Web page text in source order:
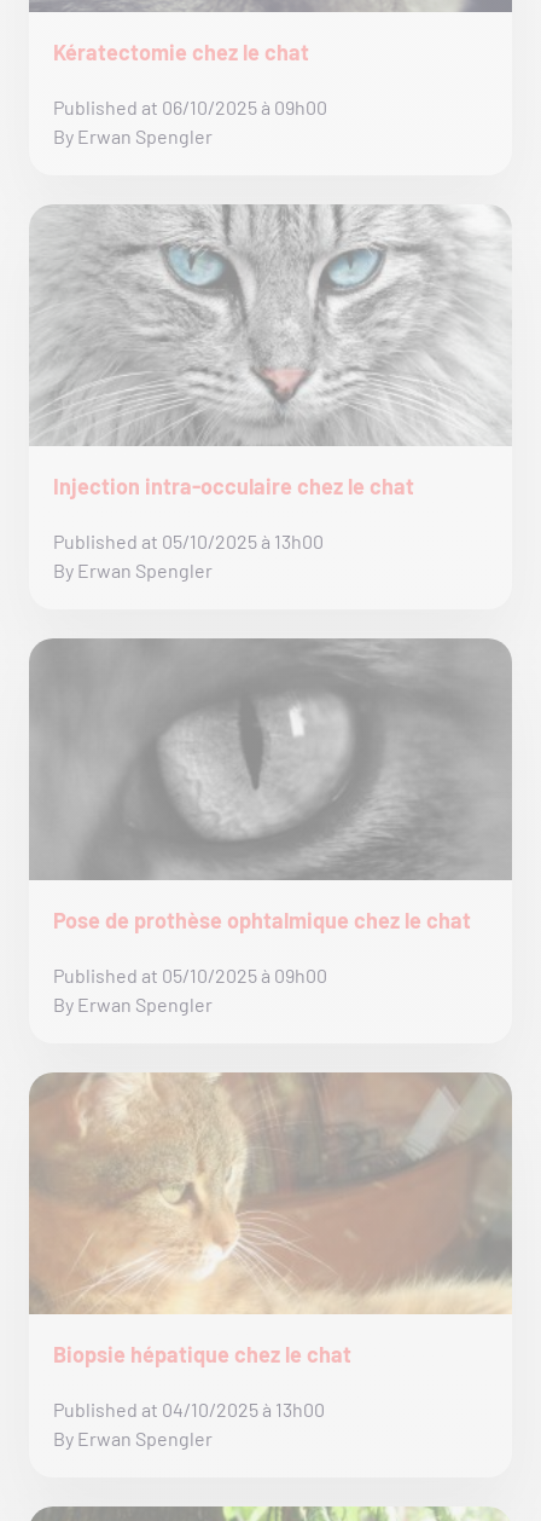
Kératectomie chez le chat
Published at 06/10/2025 à 09h00
By Erwan Spengler
Injection intra-occulaire chez le chat
Published at 05/10/2025 à 13h00
By Erwan Spengler
Pose de prothèse ophtalmique chez le chat
Published at 05/10/2025 à 09h00
By Erwan Spengler
Biopsie hépatique chez le chat
Published at 04/10/2025 à 13h00
By Erwan Spengler